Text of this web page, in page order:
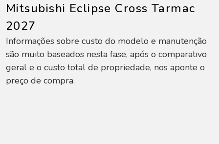
Mitsubishi Eclipse Cross Tarmac
2027
Informações sobre custo do modelo e manutenção
são muito baseados nesta fase, após o comparativo
geral e o custo total de propriedade, nos aponte o
preço de compra.